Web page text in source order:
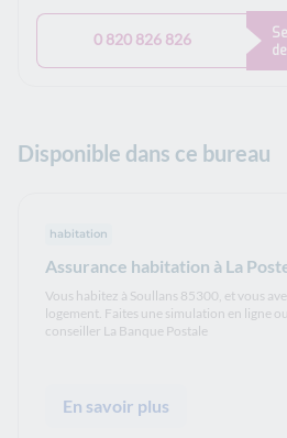
0 820 826 826
Disponible dans ce bureau
Assurance habitation à La
habitation
Vous habitez à Soullans 85300, et vous
logement. Faites une simulation en ligne
conseiller La Banque Postale
En savoir plus